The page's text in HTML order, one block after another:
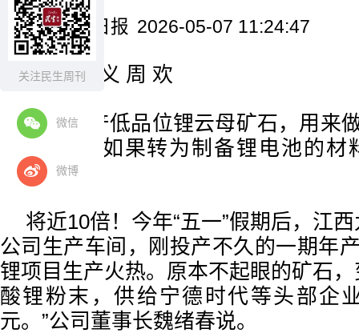
关注民生周刊
微信
微博
来源：人民日报 2026-05-07 11:24:47
记者 杨 义 周 欢
江西盛产低品位锂云母矿石，用来
到500元，如果转为制备锂电池的材
少？
将近10倍！今年“五一”假期后，江
公司生产车间，刚投产不久的一期年
锂项目生产火热。原本不起眼的矿石
酸锂粉末，供给宁德时代等头部企
元。”公司董事长魏绪春说。